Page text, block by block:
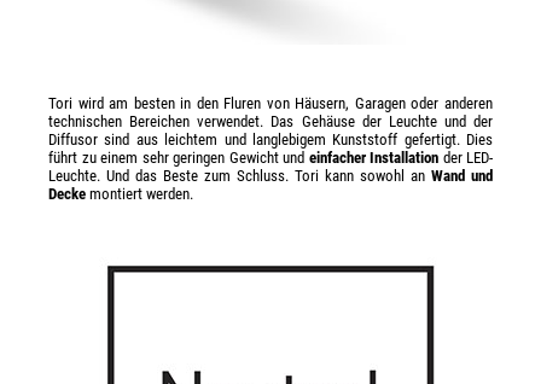
Tori wird am besten in den Fluren von Häusern, Garagen oder anderen
technischen Bereichen verwendet. Das Gehäuse der Leuchte und der
Diffusor sind aus leichtem und langlebigem Kunststoff gefertigt. Dies
führt zu einem sehr geringen Gewicht und einfacher Installation der LED-
Leuchte. Und das Beste zum Schluss. Tori kann sowohl an Wand und
Decke montiert werden.